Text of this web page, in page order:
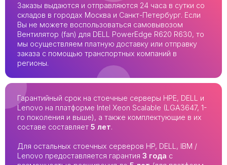
Заказы выдаются и отправляются 24 часа в сутки со
складов в городах Москва и Санкт-Петербург. Если
Вы не можете воспользоваться самовывозом
Вентилятор (fan) для DELL PowerEdge R620 R630, то
мы осуществляем платную доставку или отправку
заказа с помощью транспортных компаний в
регионы.
Гарантийный срок на стоечные серверы HPE, DELL и
Lenovo на платформе Intel Xeon Scalable (LGA3647, 1-
го поколения и выше), а также комплектующие в их
составе составляет 5 лет.
Для остальных стоечных серверов HP, DELL, IBM /
Lenovo предоставляется гарантия 3 года с